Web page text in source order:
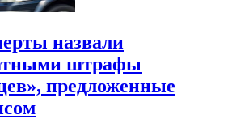
назвали
штрафы
предложенные